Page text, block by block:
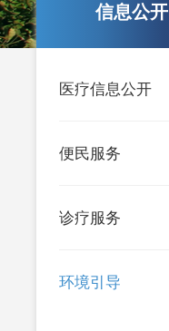
信息公开
医疗信息公开
便民服务
诊疗服务
环境引导